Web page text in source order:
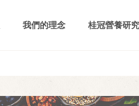
我們的理念 桂冠營養研